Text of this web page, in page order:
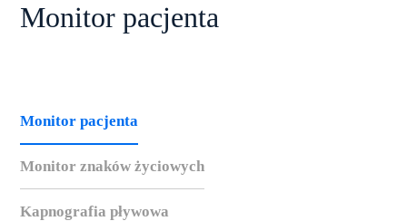
Monitor pacjenta
Monitor pacjenta
Monitor znaków życiowych
Kapnografia pływowa